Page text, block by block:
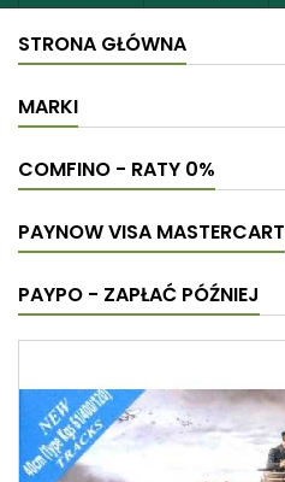
STRONA GŁÓWNA
MARKI
COMFINO - RATY 0%
PAYNOW VISA MASTERCART
PAYPO - ZAPŁAĆ PÓŹNIEJ